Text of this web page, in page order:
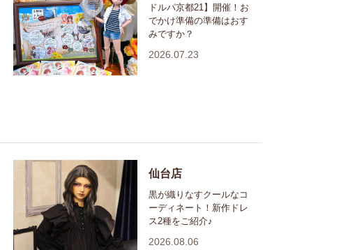
ドルパ京都21】開催！お
でかけ準備の準備はおす
みですか？
2026.07.23
仙台店
黒が織りなすクールなコ
ーディネート！新作ドレ
ス2種をご紹介♪
2026.08.06